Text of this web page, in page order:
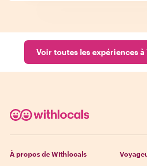
Voir toutes les expériences à
À propos de Withlocals